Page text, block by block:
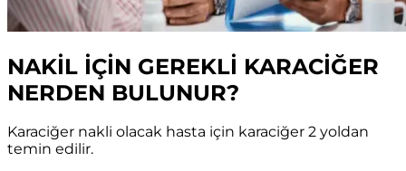
NAKİL İÇİN GEREKLİ KARACİĞER
NERDEN BULUNUR?
Karaciğer nakli olacak hasta için karaciğer 2 yoldan
temin edilir.